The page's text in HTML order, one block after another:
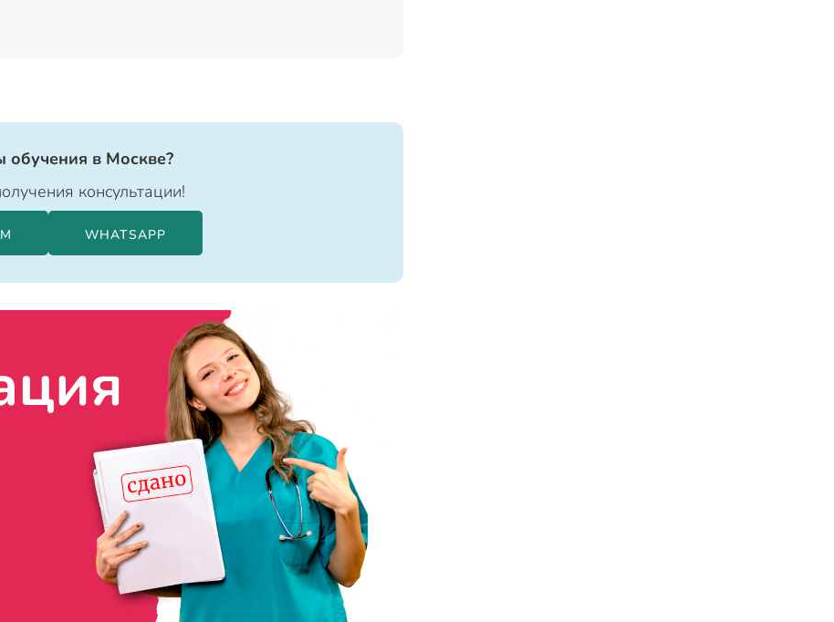
обучения в Москве?
консультации!
WHATSAPP